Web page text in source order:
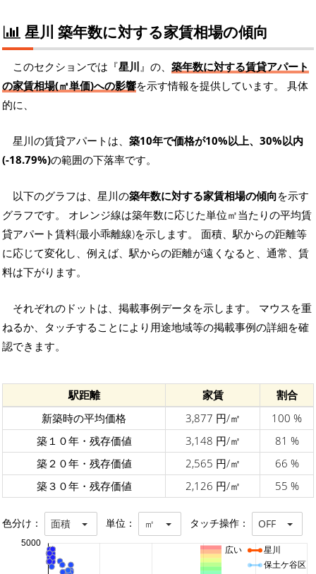
星川 築年数に対する家賃相場の傾向
このセクションでは『星川 』の、 築年数に対する賃貸アパート
の家賃相場(㎡単価)への影響を示す情報を提供しています。 具体
的に、
星川の賃貸アパートは、 築10年で価格が10%以上、30%以内
(-18.79%)の範囲の下落率です。
以下のグラフは、星川の築年数に対する家賃相場の傾向を示す
グラフです。 オレンジ線は築年数に応じた単位㎡当たりの平均賃
貸アパート賃料(最小乖離線)を示します。 面積、駅からの距離等
に応じて変化し、例えば、駅からの距離が遠くなると、通常、賃
料は下がります。
それぞれのドットは、掲載事例データを示します。 マウスを重
ねるか、タッチすることにより用途地域等の掲載事例の詳細を確
認できます。
駅距離 家賃
割合
新築時の平均価格
3,877 円/㎡
100 %
築１０年・残存価値
3,148 円/㎡
81 %
築２０年・残存価値
2,565 円/㎡
66 %
築３０年・残存価値
2,126 円/㎡ 55 %
色分け： 面積 単位： ㎡ タッチ操作： OFF
5000
星川
保土ケ谷区
広い